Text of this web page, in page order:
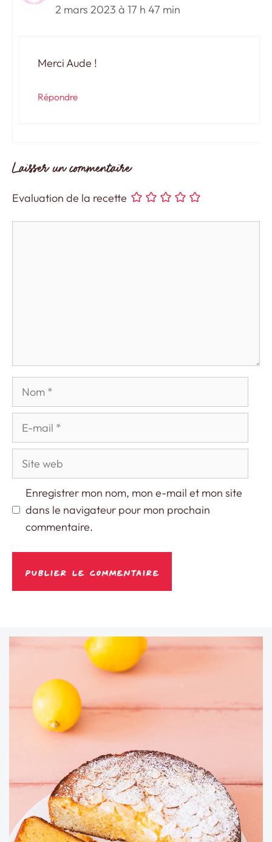
2 mars 2023 à 17 h 47 min
Merci Aude !
Répondre
Laisser un commentaire
Evaluation de la recette
Nom
Site
Enregistrer mon nom, mon e-mail et mon site
dans le navigateur pour mon prochain
commentaire.